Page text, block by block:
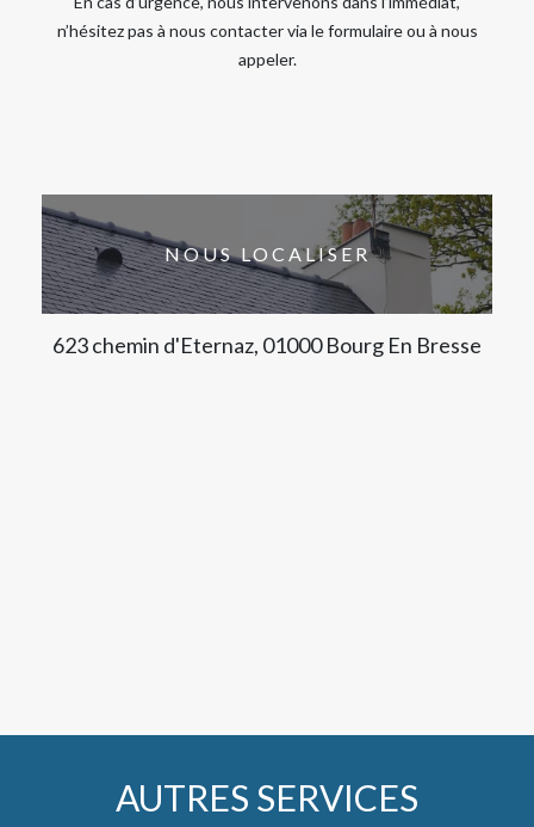
n’hésitez pas à nous contacter via le formulaire ou à nous
appeler.
NOUS LOCALISER
623 chemin d'Eternaz, 01000 Bourg En Bresse
AUTRES SERVICES